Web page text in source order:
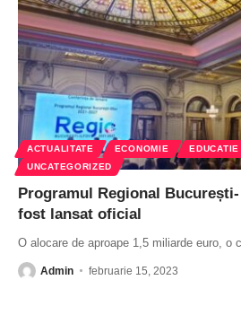
ACTUALITATE ECONOMIE EDUCATIE
UNCATEGORIZED
Programul Regional București-
fost lansat oficial
O alocare de aproape 1,5 miliarde euro, o
Admin februarie 15, 2023